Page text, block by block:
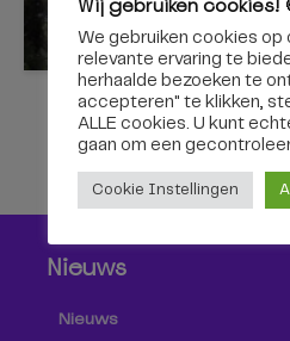
Nieuws
Nieuws
We gebruiken cookies
relevante ervaring te
herhaalde bezoeken te
accepteren" te klikken,
ALLE cookies. U kunt
gaan om een
Cookie Instellingen